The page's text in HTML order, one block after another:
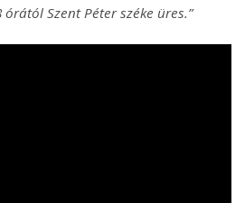
Szent Péter széke üres.”